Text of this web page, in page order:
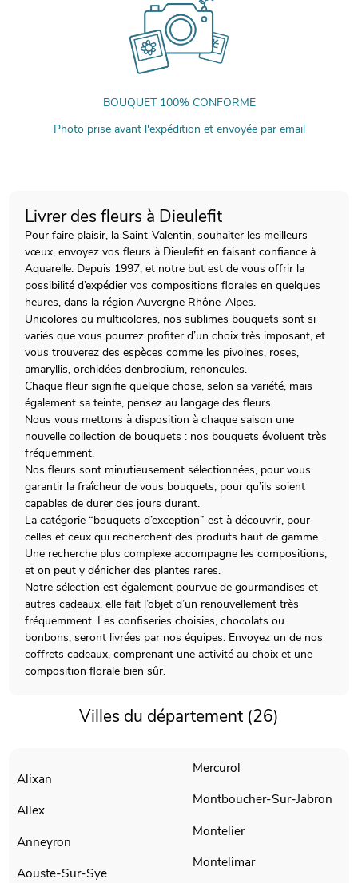
BOUQUET 100% CONFORME
Photo prise avant l'expédition et envoyée par email
Livrer des fleurs à Dieulefit
Pour faire plaisir, la Saint-Valentin, souhaiter les meilleurs
vœux, envoyez vos fleurs à Dieulefit en faisant confiance à
Aquarelle. Depuis 1997, et notre but est de vous offrir la
possibilité d’expédier vos compositions florales en quelques
heures, dans la région Auvergne Rhône-Alpes.
Unicolores ou multicolores, nos sublimes bouquets sont si
variés que vous pourrez profiter d’un choix très imposant, et
vous trouverez des espèces comme les pivoines, roses,
amaryllis, orchidées denbrodium, renoncules.
Chaque fleur signifie quelque chose, selon sa variété, mais
également sa teinte, pensez au langage des fleurs.
Nous vous mettons à disposition à chaque saison une
nouvelle collection de bouquets : nos bouquets évoluent très
fréquemment.
Nos fleurs sont minutieusement sélectionnées, pour vous
garantir la fraîcheur de vous bouquets, pour qu’ils soient
capables de durer des jours durant.
La catégorie “bouquets d’exception” est à découvrir, pour
celles et ceux qui recherchent des produits haut de gamme.
Une recherche plus complexe accompagne les compositions,
et on peut y dénicher des plantes rares.
Notre sélection est également pourvue de gourmandises et
autres cadeaux, elle fait l’objet d’un renouvellement très
fréquemment. Les confiseries choisies, chocolats ou
bonbons, seront livrées par nos équipes. Envoyez un de nos
coffrets cadeaux, comprenant une activité au choix et une
composition florale bien sûr.
Villes du département (26)
Alixan
Allex
Anneyron
Aouste-Sur-Sye
Mercurol
Montboucher-Sur-Jabron
Montelier
Montelimar